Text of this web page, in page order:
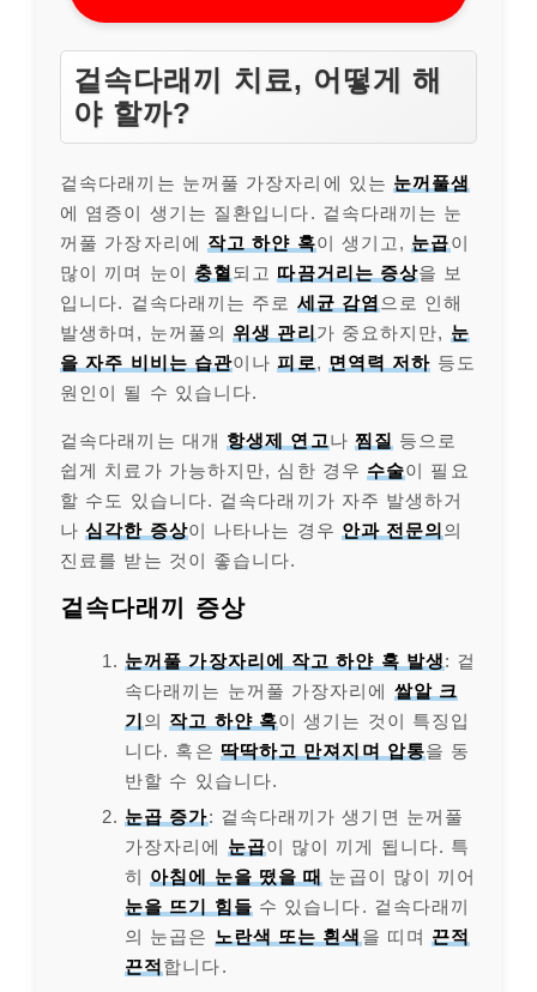
겉속다래끼 치료, 어떻게 해
야 할까?
겉속다래끼는 눈꺼풀 가장자리에 있는 눈꺼풀샘
에 염증이 생기는 질환입니다. 겉속다래끼는 눈
꺼풀 가장자리에 작고 하얀 혹이 생기고, 눈곱이
많이 끼며 눈이 충혈되고 따끔거리는 증상을 보
입니다. 겉속다래끼는 주로 세균 감염 으로 인해
발생하며, 눈꺼풀의 위생 관리 가 중요하지만, 눈
을 자주 비비는 습관이나피로 , 면역력 저하 등도
원인이 될 수 있습니다.
겉속다래끼는 대개 항생제 연고나 찜질 등으로
쉽게 치료가 가능하지만, 심한 경우 수술이 필요
할 수도 있습니다. 겉속다래끼가 자주 발생하거
나심각한 증상이 나타나는 경우 안과 전문의 의
진료를 받는 것이 좋습니다.
겉속다래끼 증상
눈꺼풀 가장자리에 작고 하얀 혹 발생: 겉
속다래끼는 눈꺼풀 가장자리에 쌀알 크
기 의 작고 하얀 혹이 생기는 것이 특징입
니다. 혹은 딱딱하고 만져지며 압통을 동
반할 수 있습니다.
눈곱 증가: 겉속다래끼가 생기면 눈꺼풀
가장자리에 눈곱이 많이 끼게 됩니다. 특
히 아침에 눈을 떴을 때 눈곱이 많이 끼어
눈을 뜨기 힘들 수 있습니다. 겉속다래끼
의 눈곱은 노란색 또는 흰색 을 띠며 끈적
끈적 합니다.